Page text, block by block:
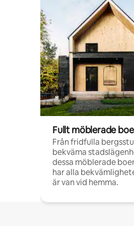
Fullt möblerade
Från fridfulla
bekväma
dessa möblerade
har alla
är van vid hemma.